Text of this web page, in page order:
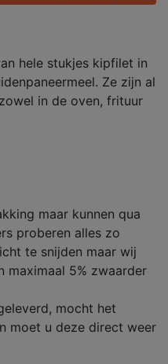
hele stukjes kipfilet in
Ze zijn al
in de oven, frituur
maar kunnen qua
proberen alles zo
te snijden maar wij
maximaal 5% zwaarder
mocht het
moet u deze direct weer